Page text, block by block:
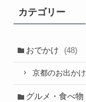
カテゴリー
おでかけ (48)
京都のお出かけ
グルメ・食べ物